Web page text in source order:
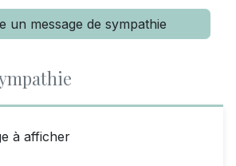
un message de sympathie
à afficher